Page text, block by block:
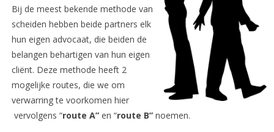
Bij de meest bekende methode van
scheiden hebben beide partners elk
hun eigen advocaat, die beiden de
belangen behartigen van hun eigen
cliënt. Deze methode heeft 2
mogelijke routes, die we om
verwarring te voorkomen hier
vervolgens “route A”en “route B”noemen.